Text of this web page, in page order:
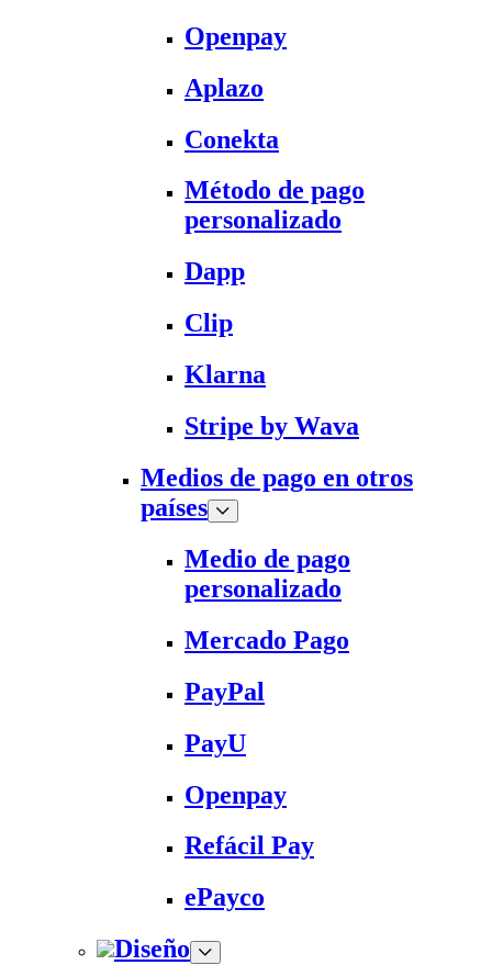
Openpay
Aplazo
Conekta
Método de pago
personalizado
Dapp
Clip
Klarna
Stripe by Wava
Medios de pago en otros
países
Medio de pago
personalizado
Mercado Pago
PayPal
PayU
Openpay
Refácil Pay
ePayco
Diseño